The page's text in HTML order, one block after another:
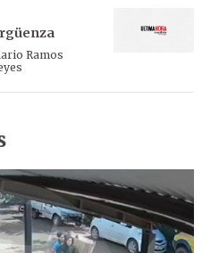
Ramos